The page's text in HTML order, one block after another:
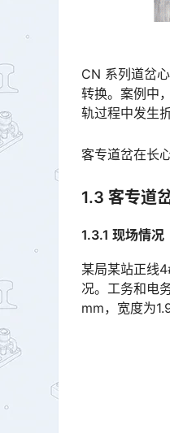
CN 系列道岔
转换。案例中
轨过程中发生
客专道岔在长
1.3 客专道
1.3.1 现场情况
某局某站正线
况。工务和电
mm，宽度为